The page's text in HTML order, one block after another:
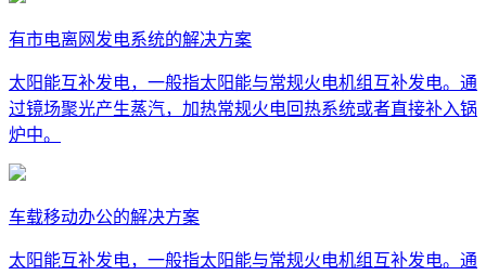
有市电离网发电系统的解决方案
太阳能互补发电，一般指太阳能与常规火电机组互补发电。通
过镜场聚光产生蒸汽，加热常规火电回热系统或者直接补入锅
炉中。
车载移动办公的解决方案
太阳能互补发电，一般指太阳能与常规火电机组互补发电。通